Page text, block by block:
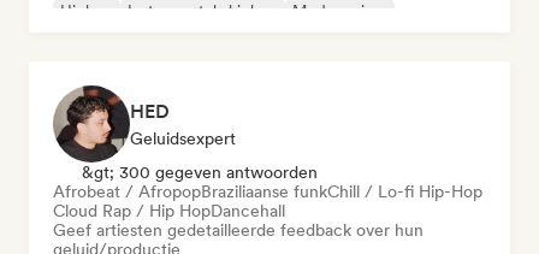
Hiphop
Instrumentale hiphop Moderne jazz
HED
Geluidsexpert
&gt; 300 gegeven antwoorden
Afrobeat / AfropopBraziliaanse funkChill / Lo-fi Hip-Hop
Cloud Rap / Hip HopDancehall
Geef artiesten gedetailleerde feedback over hun
geluid/productie